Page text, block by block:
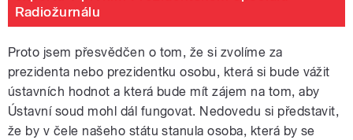
Radiožurnálu
Proto jsem přesvědčen o tom, že si zvolíme za
prezidenta nebo prezidentku osobu, která si bude vážit
ústavních hodnot a která bude mít zájem na tom, aby
Ústavní soud mohl dál fungovat. Nedovedu si představit,
že by v čele našeho státu stanula osoba, která by se